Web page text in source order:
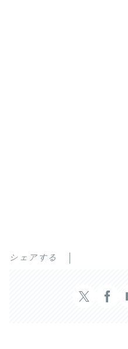
シェアする